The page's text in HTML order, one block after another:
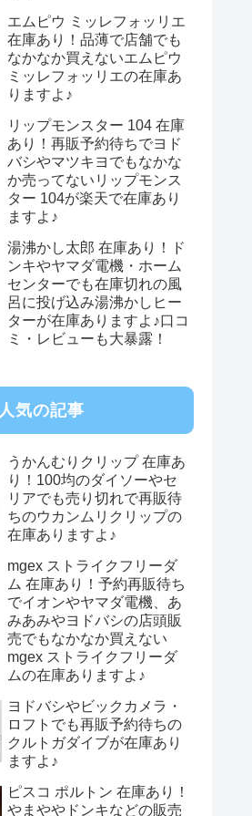
エムピウ ミッレフォッリエ
在庫あり！品薄で店舗でも
なかなか買えないエムピウ
ミッレフォッリエの在庫あ
りますよ♪
リップモンスター 104 在庫
あり！再販予約待ちでヨド
バシやマツキヨでもなかな
か売ってないリップモンス
ター 104が楽天で在庫あり
ますよ♪
湯沸かし太郎 在庫あり！ド
ンキやヤマダ電機・ホーム
センターでも在庫切れの風
呂に投げ込み湯沸かしヒー
ターが在庫ありますよ♪口コ
ミ・レビューも大暴露！
人気の記事
うかんむりクリップ 在庫あ
り！100均のダイソーやセ
リアでも売り切れで再販待
ちのウカンムリクリップの
在庫ありますよ♪
mgex ストライクフリーダ
ム 在庫あり！予約再販待ち
でイオンやヤマダ電機、あ
みあみやヨドバシの店頭販
売でもなかなか買えない
mgex ストライクフリーダ
ムの在庫ありますよ♪
ヨドバシやビックカメラ・
ロフトでも再販予約待ちの
クルトガダイブが在庫あり
ますよ♪
ピスコ ポルトン 在庫あり！
やまややドンキなどの販売